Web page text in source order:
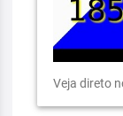
Veja direto